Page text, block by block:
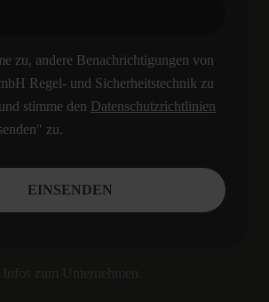
zu, andere Benachrichtigungen von
Regel- und Sicherheitstechnik zu
stimme den Datenschutzrichtlinien
zu.